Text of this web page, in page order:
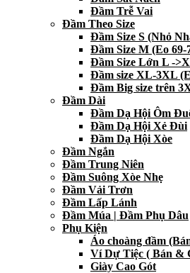
Đầm Trễ Vai
Đầm Theo Size
Đầm Size S (Nhỏ
Đầm Size M (Eo 69-
Đầm Size Lớn L -
Đầm size XL-3XL
Đầm Big size trên
Đầm Dài
Đầm Dạ Hội Ôm
Đầm Dạ Hội Xẻ Đùi
Đầm Dạ Hội Xòe
Đầm Ngắn
Đầm Trung Niên
Đầm Suông Xòe Nhẹ
Đầm Vải Trơn
Đầm Lấp Lánh
Đầm Múa | Đầm Phụ Dâu
Phụ Kiện
Áo choàng đầm
Ví Dự Tiệc ( Bán &
Giày Cao Gót